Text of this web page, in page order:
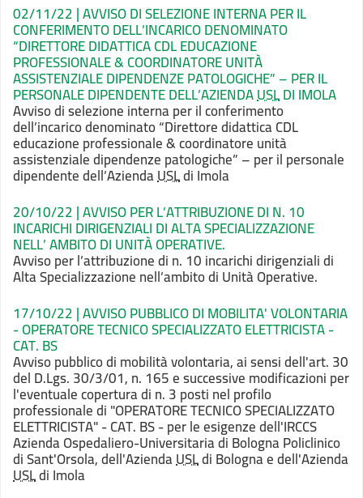
02/11/22 | AVVISO DI SELEZIONE INTERNA PER IL
CONFERIMENTO DELL’INCARICO DENOMINATO
“DIRETTORE DIDATTICA CDL EDUCAZIONE
PROFESSIONALE & COORDINATORE UNITÀ
ASSISTENZIALE DIPENDENZE PATOLOGICHE” – PER IL
PERSONALE DIPENDENTE DELL’AZIENDAUSLDI IMOLA
Avviso di selezione interna per il conferimento
dell’incarico denominato “Direttore didattica CDL
educazione professionale & coordinatore unità
assistenziale dipendenze patologiche” – per il personale
dipendente dell’AziendaUSLdi Imola
20/10/22 | AVVISO PER L’ATTRIBUZIONE DI N. 10
INCARICHI DIRIGENZIALI DI ALTA SPECIALIZZAZIONE
NELL’AMBITO DI UNITÀ OPERATIVE.
Avviso per l’attribuzione di n. 10 incarichi dirigenziali di
Alta Specializzazione nell’ambito di Unità Operative.
17/10/22 | AVVISO PUBBLICO DI MOBILITA' VOLONTARIA
- OPERATORE TECNICO SPECIALIZZATO ELETTRICISTA -
CAT. BS
Avviso pubblico di mobilità volontaria, ai sensi dell'art. 30
del D.Lgs. 30/3/01, n. 165 e successive modificazioni per
l'eventuale copertura di n. 3 posti nel profilo
professionale di "OPERATORE TECNICO SPECIALIZZATO
ELETTRICISTA" - CAT. BS - per le esigenze dell'IRCCS
Azienda Ospedaliero-Universitaria di Bologna Policlinico
di Sant'Orsola, dell'AziendaUSLdi Bologna e dell'Azienda
USLdi Imola